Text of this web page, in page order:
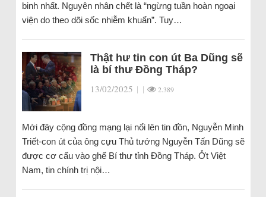
binh nhất. Nguyên nhân chết là “ngừng tuần hoàn ngoại
viện do theo dõi sốc nhiễm khuẩn”. Tuy…
Thật hư tin con út Ba Dũng sẽ
là bí thư Đồng Tháp?
13/02/2025 | | 2.389
Mới đây cộng đồng mạng lại nổi lên tin đồn, Nguyễn Minh
Triết-con út của ông cựu Thủ tướng Nguyễn Tấn Dũng sẽ
được cơ cấu vào ghế Bí thư tỉnh Đồng Tháp. Ởt Việt
Nam, tin chính trị nội…